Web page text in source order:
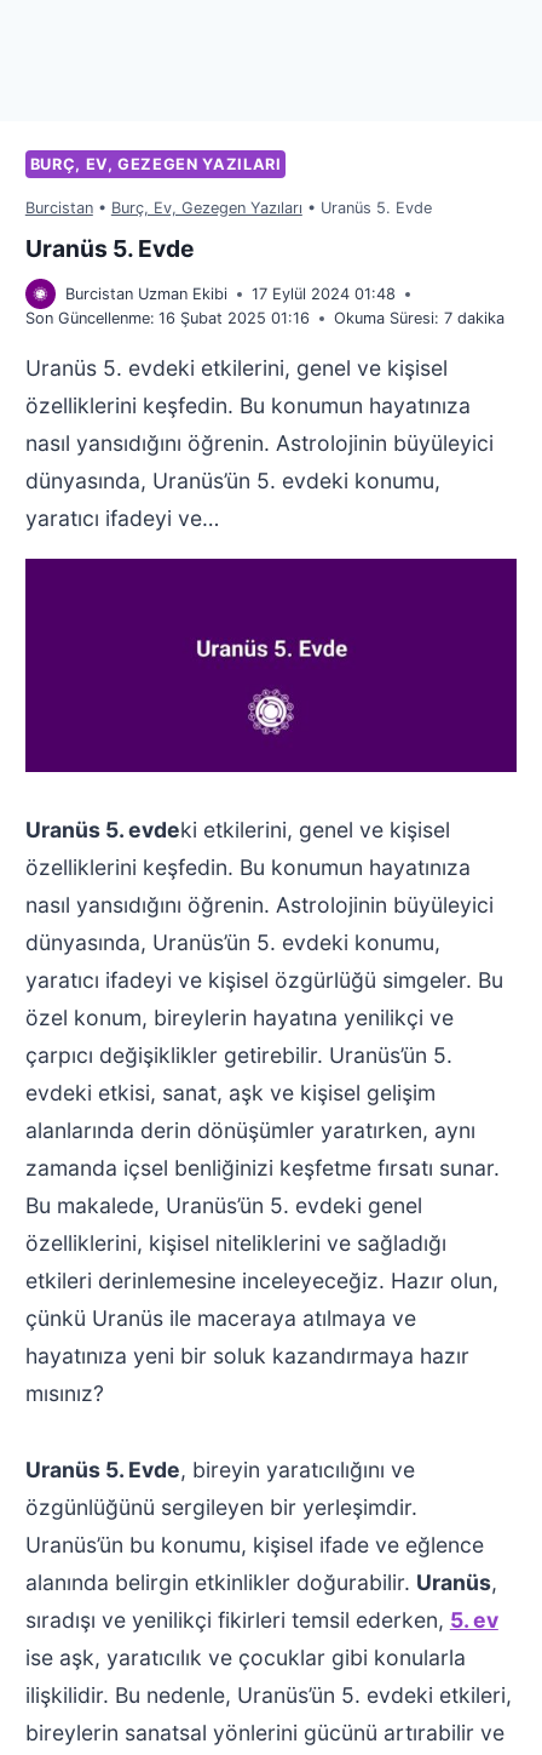
BURÇ, EV, GEZEGEN YAZILARI
Burcistan• Burç, Ev, Gezegen Yazıları • Uranüs 5. Evde
Uranüs 5. Evde
Burcistan Uzman Ekibi
17 Eylül 2024 01:48
Son Güncellenme: 16 Şubat 2025 01:16 Okuma Süresi: 7 dakika
Uranüs 5. evdeki etkilerini, genel ve kişisel
özelliklerini keşfedin. Bu konumun hayatınıza
nasıl yansıdığını öğrenin. Astrolojinin büyüleyici
dünyasında, Uranüs’ün 5. evdeki konumu,
yaratıcı ifadeyi ve…
Uranüs 5. evdeki etkilerini, genel ve kişisel
özelliklerini keşfedin. Bu konumun hayatınıza
nasıl yansıdığını öğrenin. Astrolojinin büyüleyici
dünyasında, Uranüs’ün 5. evdeki konumu,
yaratıcı ifadeyi ve kişisel özgürlüğü simgeler. Bu
özel konum, bireylerin hayatına yenilikçi ve
çarpıcı değişiklikler getirebilir. Uranüs’ün 5.
evdeki etkisi, sanat, aşk ve kişisel gelişim
alanlarında derin dönüşümler yaratırken, aynı
zamanda içsel benliğinizi keşfetme fırsatı sunar.
Bu makalede, Uranüs’ün 5. evdeki genel
özelliklerini, kişisel niteliklerini ve sağladığı
etkileri derinlemesine inceleyeceğiz. Hazır olun,
çünkü Uranüs ile maceraya atılmaya ve
hayatınıza yeni bir soluk kazandırmaya hazır
mısınız?
Uranüs 5. Evde, bireyin yaratıcılığını ve
özgünlüğünü sergileyen bir yerleşimdir.
Uranüs’ün bu konumu, kişisel ifade ve eğlence
alanında belirgin etkinlikler doğurabilir. Uranüs,
sıradışı ve yenilikçi fikirleri temsil ederken, 5. ev
ise aşk, yaratıcılık ve çocuklar gibi konularla
ilişkilidir. Bu nedenle, Uranüs’ün 5. evdeki etkileri,
bireylerin sanatsal yönlerini gücünü artırabilir ve